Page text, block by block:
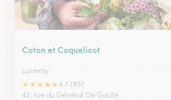
Coton et Coquelicot
Luneray
★★★★★4.7 (85)
42, rue du Général De Gaulle